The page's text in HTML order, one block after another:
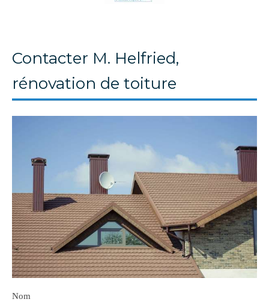
Contacter M. Helfried,
rénovation de toiture
Nom